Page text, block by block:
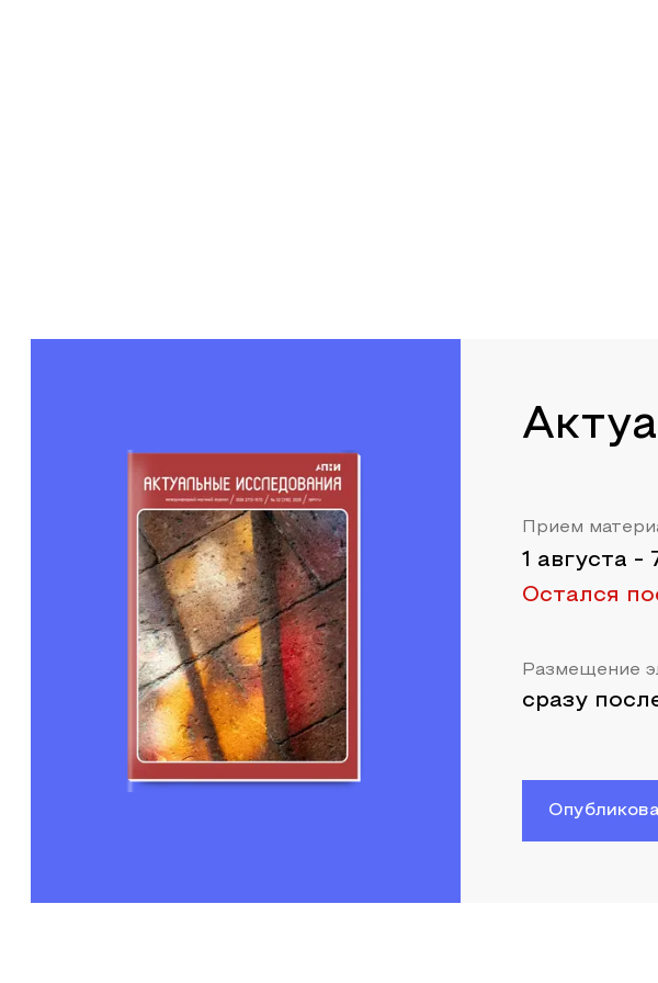
Прием
1 августа -
Остался
Размещение
сразу